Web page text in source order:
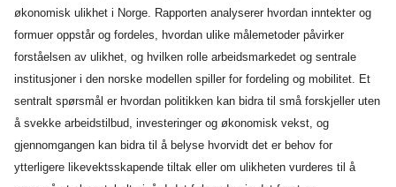
økonomisk ulikhet i Norge. Rapporten analyserer hvordan inntekter og
formuer oppstår og fordeles, hvordan ulike målemetoder påvirker
forståelsen av ulikhet, og hvilken rolle arbeidsmarkedet og sentrale
institusjoner i den norske modellen spiller for fordeling og mobilitet. Et
sentralt spørsmål er hvordan politikken kan bidra til små forskjeller uten
å svekke arbeidstilbud, investeringer og økonomisk vekst, og
gjennomgangen kan bidra til å belyse hvorvidt det er behov for
ytterligere likevektsskapende tiltak eller om ulikheten vurderes til å